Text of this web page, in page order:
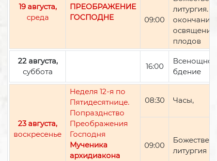
19 августа,
среда
ПРЕОБРАЖЕНИЕ
ГОСПОДНЕ
09:00
литургия.
окончании
освящение
плодов
22 августа,
суббота
16:00
Всенощное
бдение
23 августа,
воскресенье
Неделя 12-я по
Пятидесятнице.
Попразднство
Преображения
Господня
Мученика
архидиакона
08:30 Часы,
09:00
литургия